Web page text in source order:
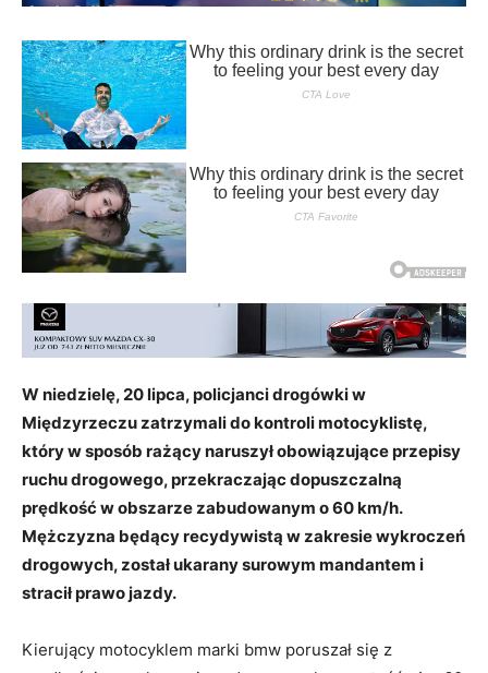
W niedzielę, 20 lipca, policjanci drogówki w
Międzyrzeczu zatrzymali do kontroli motocyklistę,
który w sposób rażący naruszył obowiązujące przepisy
ruchu drogowego, przekraczając dopuszczalną
prędkość w obszarze zabudowanym o 60 km/h.
Mężczyzna będący recydywistą w zakresie wykroczeń
drogowych, został ukarany surowym mandantem i
stracił prawo jazdy.
Kierujący motocyklem marki bmw poruszał się z